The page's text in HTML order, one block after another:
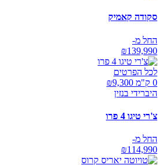
סקודה קאמיק
החל מ-
₪139,990
לכל הפרטים
0 ק"מ ₪
9,300
היברידי בנזין
צ'רי טיגו 4 פרו
החל מ-
₪114,990